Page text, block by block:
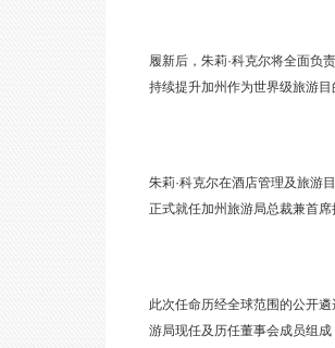
履新后，朱莉·科克尔将全面负
持续提升加州作为世界级旅游
朱莉·科克尔在酒店管理及旅游
正式就任加州旅游局总裁兼首席
此次任命历经全球范围的公开
游局现任及历任董事会成员组